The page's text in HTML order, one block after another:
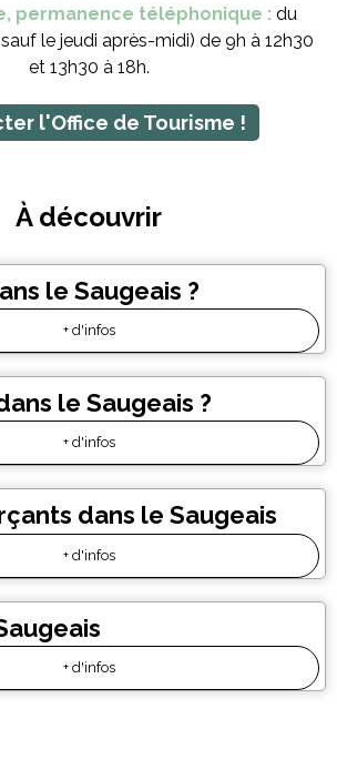
permanence téléphonique : du
le jeudi après-midi) de 9h à 12h30
et 13h30 à 18h.
l'Office de Tourisme !
À découvrir
le Saugeais ?
+ d'infos
le Saugeais ?
+ d'infos
dans le Saugeais
+ d'infos
+ d'infos